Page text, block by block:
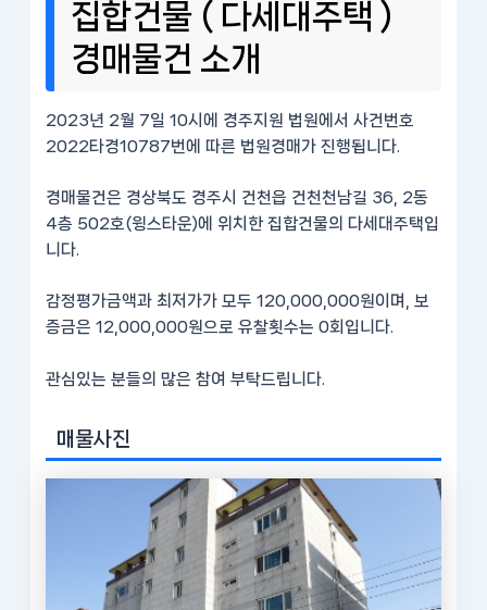
집합건물 ( 다세대주택 )
경매물건 소개
2023년 2월 7일 10시에 경주지원 법원에서 사건번호
2022타경10787번에 따른 법원경매가 진행됩니다.
경매물건은 경상북도 경주시 건천읍 건천천남길 36, 2동
4층 502호(윙스타운)에 위치한 집합건물의 다세대주택입
니다.
감정평가금액과 최저가가 모두 120,000,000원이며, 보
증금은 12,000,000원으로 유찰횟수는 0회입니다.
관심있는 분들의 많은 참여 부탁드립니다.
매물사진